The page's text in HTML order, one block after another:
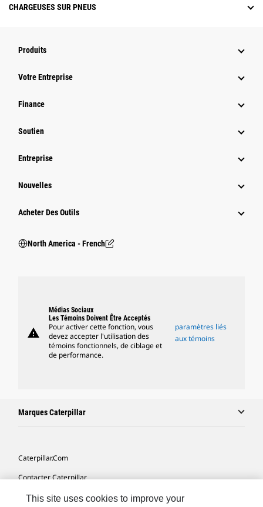
CHARGEUSES SUR PNEUS
Produits
Votre Entreprise
Finance
Soutien
Entreprise
Nouvelles
Acheter Des Outils
North America - French
warning
Médias Sociaux
Les Témoins Doivent Être Acceptés
Pour activer cette fonction, vous
devez accepter l'utilisation des
témoins fonctionnels, de ciblage et
de performance.
paramètres liés
aux témoins
Marques Caterpillar
Caterpillar.com
Contacter Caterpillar
Mes Préférences Marketing
This site uses cookies to improve your